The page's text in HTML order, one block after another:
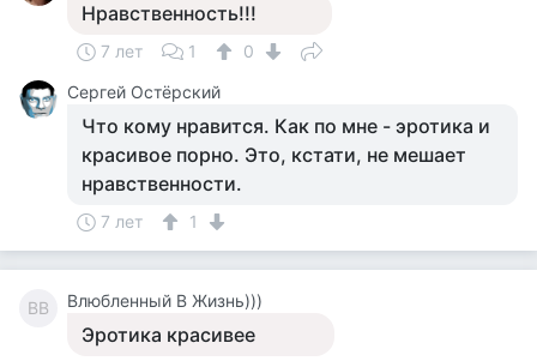
Нравственность!!!
7 лет 1
0
Сергей Остёрский
Что кому нравится. Как по мне - эротика и
красивое порно. Это, кстати, не мешает
нравственности.
7 лет 1
ВВ Влюбленный В Жизнь)))
Эротика красивее